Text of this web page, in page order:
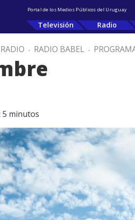
Portal de los Medios Públicos del Uruguay
Televisión Radio
RADIO . RADIO BABEL .
5 minutos